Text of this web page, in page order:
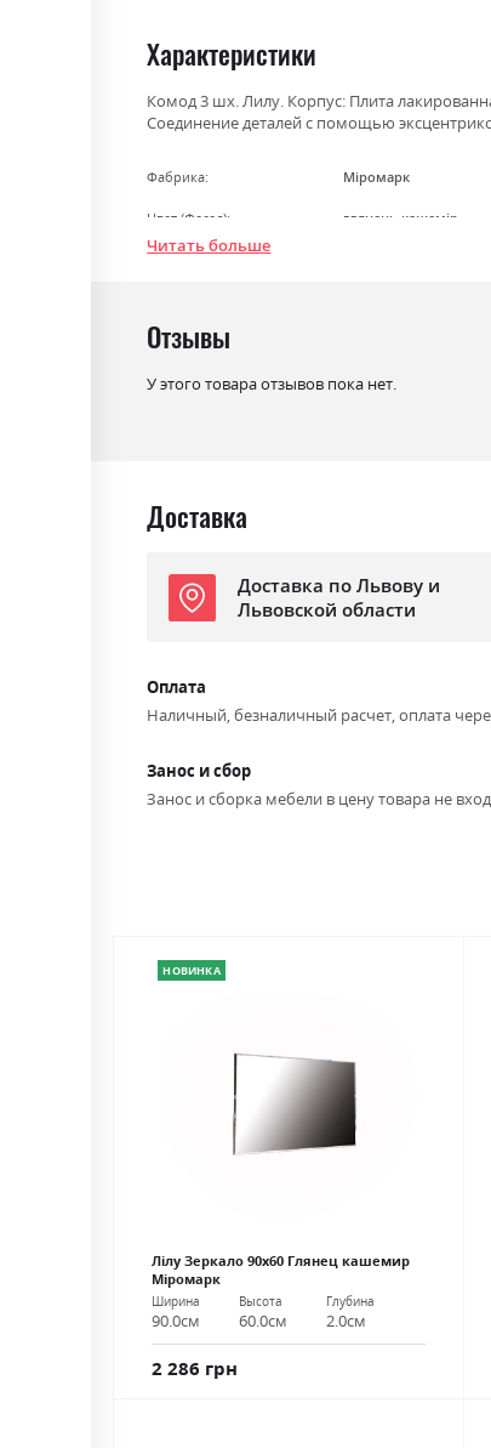
beginning
of
the
images
Характеристики
Комод 3 шх. Лилу. Корпус: Плита
Соединение деталей с помощью
Фабрика: Міромарк
Цвет (Фасад): глянець кашемір
Цвет (Корпус):
Стиль
Материал лакована ДСП
Читать больше
Отзывы
У этого товара отзывов пока нет.
Доставка
Доставка по Львову и
Львовской области
Оплата
Наличный, безналичный расчет, оплата
Занос и сбор
Занос и сборка мебели в цену товара не
НОВИНКА
Лілу Зеркало 90х60 Глянец кашемир
Міромарк
Ширина
90.0см
Высота
60.0см
Глубина
2.0см
2 286 грн